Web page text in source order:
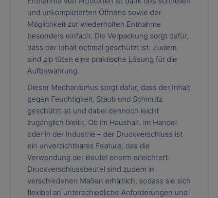
und unkomplizierten Öffnens sowie der
Möglichkeit zur wiederholten Entnahme
besonders einfach. Die Verpackung sorgt dafür,
dass der Inhalt optimal geschützt ist. Zudem
sind zip tüten eine praktische Lösung für die
Aufbewahrung.
Dieser Mechanismus sorgt dafür, dass der Inhalt
gegen Feuchtigkeit, Staub und Schmutz
geschützt ist und dabei dennoch leicht
zugänglich bleibt. Ob im Haushalt, im Handel
oder in der Industrie – der Druckverschluss ist
ein unverzichtbares Feature, das die
Verwendung der Beutel enorm erleichtert.
Druckverschlussbeutel sind zudem in
verschiedenen Maßen erhältlich, sodass sie sich
flexibel an unterschiedliche Anforderungen und